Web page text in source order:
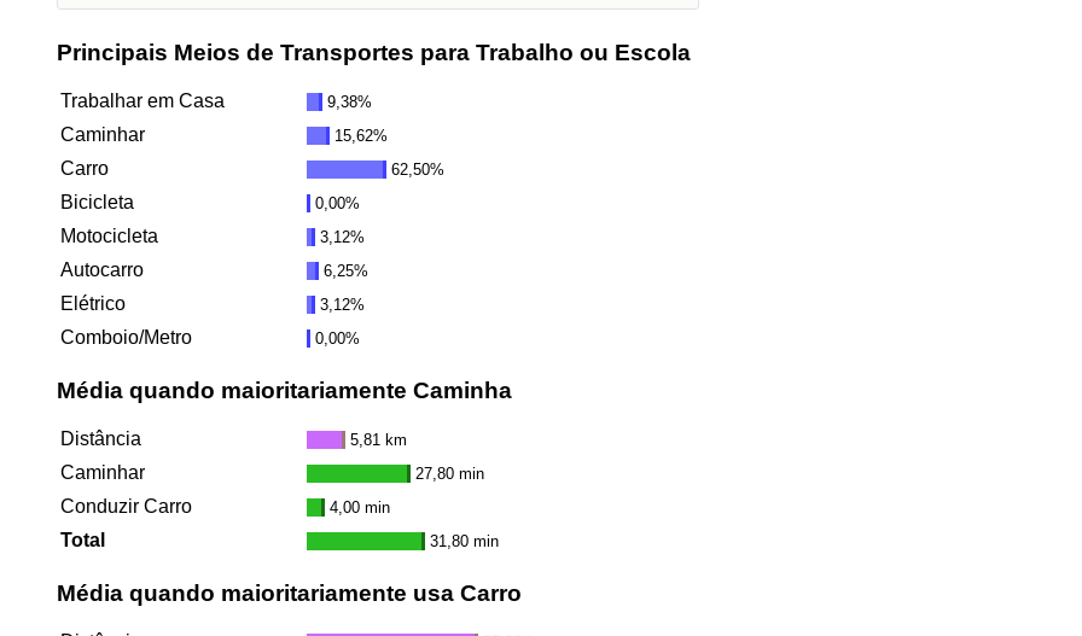
Principais Meios de Transportes para Trabalho ou Escola
Trabalhar em Casa 9,38%
Caminhar 15,62%
Carro 62,50%
Bicicleta 0,00%
Motocicleta 3,12%
Autocarro 6,25%
Elétrico 3,12%
Comboio/Metro 0,00%
Média quando maioritariamente Caminha
Distância 5,81 km
Caminhar 27,80 min
Conduzir Carro 4,00 min
Total 31,80 min
Média quando maioritariamente usa Carro